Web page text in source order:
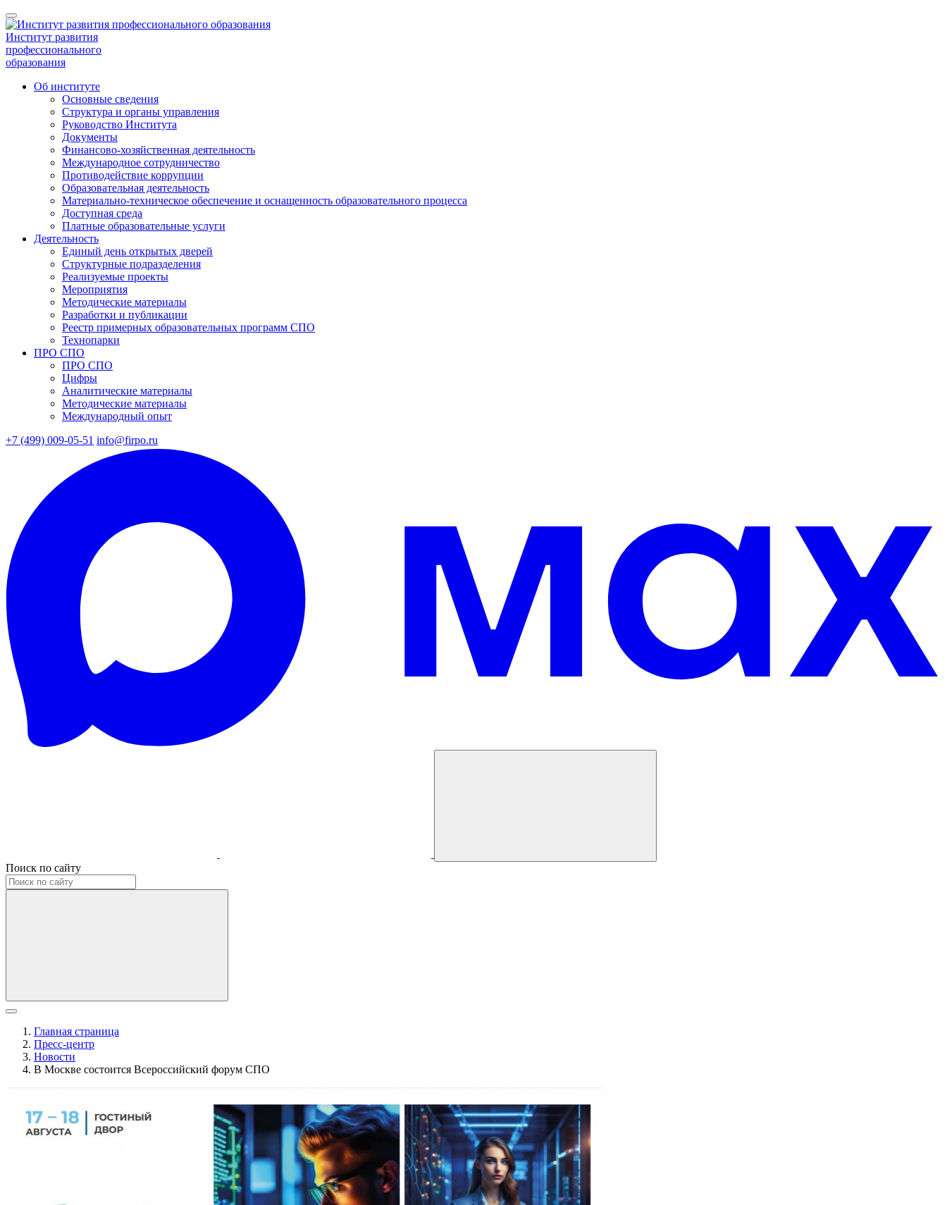
Институт развития
профессионального
образования
Об институте
Основные сведения
Структура и органы управления
Руководство Института
Документы
Финансово-хозяйственная деятельность
Международное сотрудничество
Противодействие коррупции
Образовательная деятельность
Материально-техническое обеспечение и оснащенность образовательного процесса
Доступная среда
Платные образовательные услуги
Деятельность
Единый день открытых дверей
Структурные подразделения
Реализуемые проекты
Мероприятия
Методические материалы
Разработки и публикации
Реестр примерных образовательных программ СПО
Технопарки
ПРО СПО
ПРО СПО
Цифры
Аналитические материалы
Методические материалы
Международный опыт
+7 (499) 009-05-51 info@firpo.ru
Поиск по сайту
Главная страница
Пресс-центр
Новости
В Москве состоится Всероссийский форум СПО